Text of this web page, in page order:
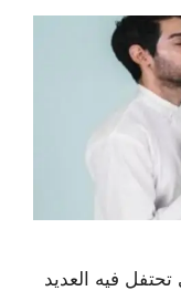
تحتفل فيه العديد